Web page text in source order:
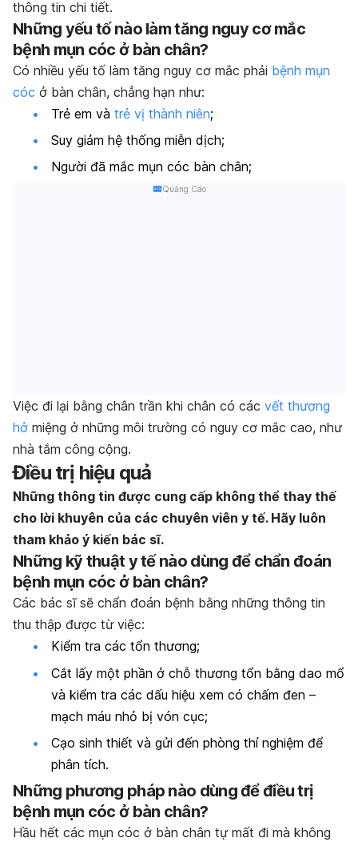
thông tin chi tiết.
Những yếu tố nào làm tăng nguy cơ mắc
bệnh mụn cóc ở bàn chân?
Có nhiều yếu tố làm tăng nguy cơ mắc phải bệnh mụn
cóc ở bàn chân, chẳng hạn như:
Trẻ em và trẻ vị thành niên;
Suy giảm hệ thống miễn dịch;
Người đã mắc mụn cóc bàn chân;
Quảng Cáo
Việc đi lại bằng chân trần khi chân có các vết thương
hở miệng ở những môi trường có nguy cơ mắc cao, như
nhà tắm công cộng.
Điều trị hiệu quả
Những thông tin được cung cấp không thể thay thế
cho lời khuyên của các chuyên viên y tế. Hãy luôn
tham khảo ý kiến bác sĩ.
Những kỹ thuật y tế nào dùng để chẩn đoán
bệnh mụn cóc ở bàn chân?
Các bác sĩ sẽ chẩn đoán bệnh bằng những thông tin
thu thập được từ việc:
Kiểm tra các tổn thương;
Cắt lấy một phần ở chỗ thương tổn bằng dao mổ
và kiểm tra các dấu hiệu xem có chấm đen –
mạch máu nhỏ bị vón cục;
Cạo sinh thiết và gửi đến phòng thí nghiệm để
phân tích.
Những phương pháp nào dùng để điều trị
bệnh mụn cóc ở bàn chân?
Hầu hết các mụn cóc ở bàn chân tự mất đi mà không